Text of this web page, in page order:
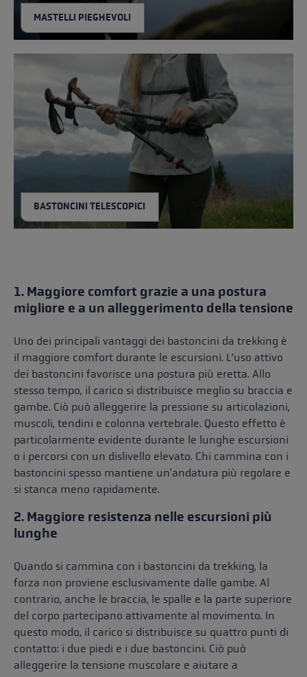
MASTELLI PIEGHEVOLI
BASTONCINI TELESCOPICI
1. Maggiore comfort grazie a una postura
migliore e a un alleggerimento della tensione
Uno dei principali vantaggi dei bastoncini da trekking è
il maggiore comfort durante le escursioni. L’uso attivo
dei bastoncini favorisce una postura più eretta. Allo
stesso tempo, il carico si distribuisce meglio su braccia e
gambe. Ciò può alleggerire la pressione su articolazioni,
muscoli, tendini e colonna vertebrale. Questo effetto è
particolarmente evidente durante le lunghe escursioni
o i percorsi con un dislivello elevato. Chi cammina con i
bastoncini spesso mantiene un'andatura più regolare e
si stanca meno rapidamente.
2. Maggiore resistenza nelle escursioni più
lunghe
Quando si cammina con i bastoncini da trekking, la
forza non proviene esclusivamente dalle gambe. Al
contrario, anche le braccia, le spalle e la parte superiore
del corpo partecipano attivamente al movimento. In
questo modo, il carico si distribuisce su quattro punti di
contatto: i due piedi e i due bastoncini. Ciò può
alleggerire la tensione muscolare e aiutare a